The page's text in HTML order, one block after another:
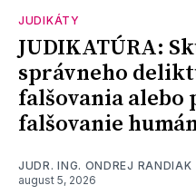
JUDIKÁTY
JUDIKATÚRA:
správneho
falšovania alebo
falšovanie
JUDR. ING. ONDREJ RANDIAK
august 5, 2026